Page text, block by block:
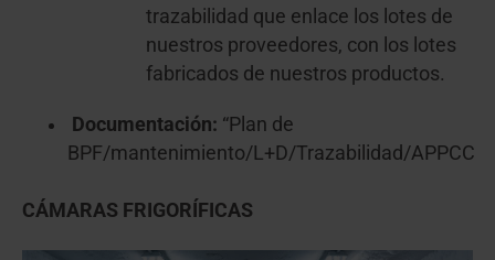
trazabilidad que enlace los lotes de
nuestros proveedores, con los lotes
fabricados de nuestros productos.
Documentación: “Plan de
BPF/mantenimiento/L+D/Trazabilidad/APPCC
CÁMARAS FRIGORÍFICAS